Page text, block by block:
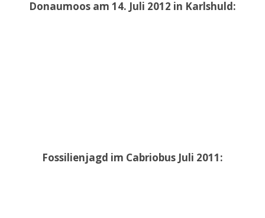
Donaumoos am 14. Juli 2012 in Karlshuld:
Fossilienjagd im Cabriobus Juli 2011: